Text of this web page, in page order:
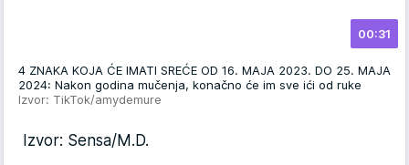
00:31
4 ZNAKA KOJA ĆE IMATI SREĆE OD 16. MAJA 2023. DO 25. MAJA
2024: Nakon godina mučenja, konačno će im sve ići od ruke
Izvor: TikTok/amydemure
Izvor: Sensa/M.D.